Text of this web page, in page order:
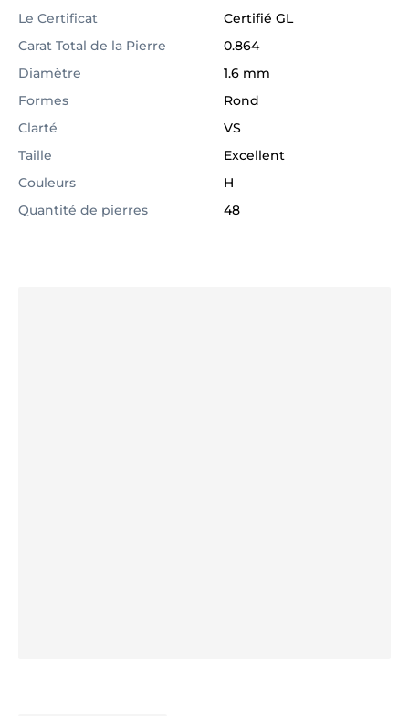
Le Certificat
Certifié GL
Carat Total de la Pierre
0.864
Diamètre
1.6 mm
Formes
Rond
Clarté
VS
Taille
Excellent
Couleurs
H
Quantité de pierres
48